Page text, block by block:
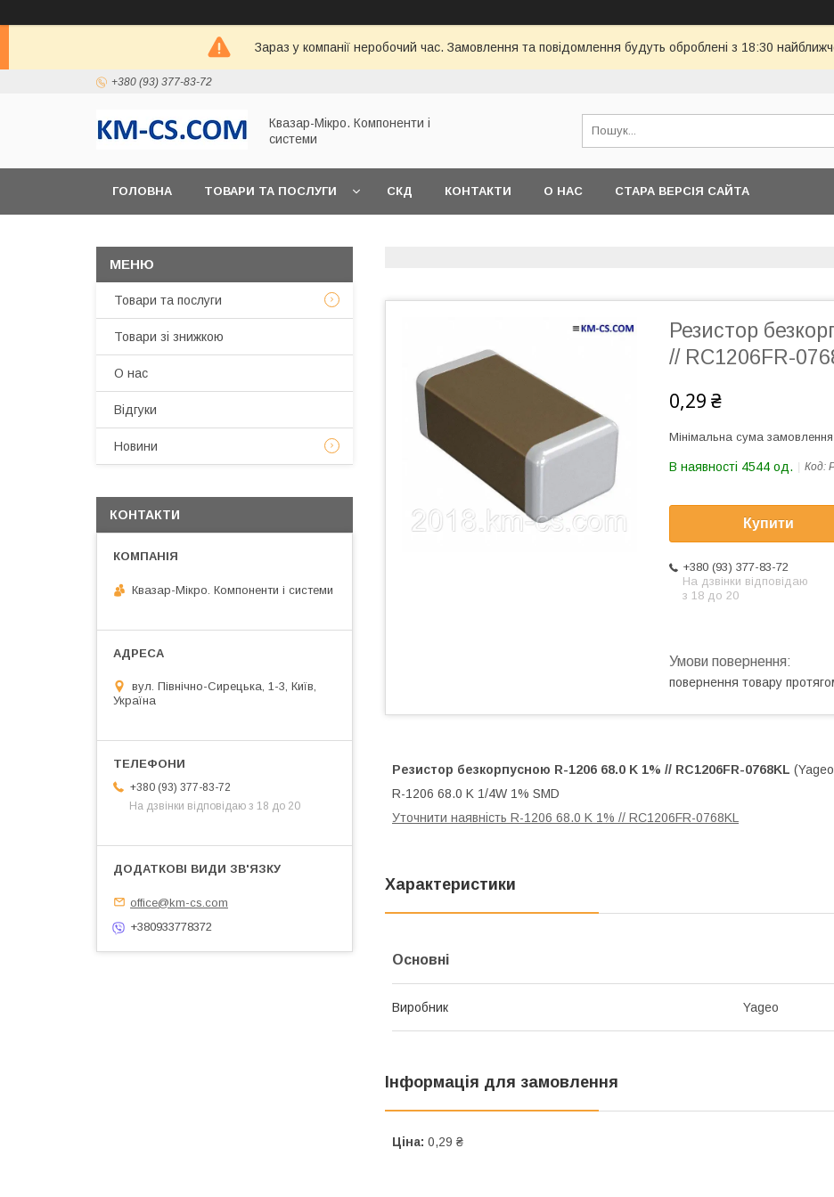
Зараз у компанії неробочий час. Замовлення та повідомлення будуть оброблені з 18:30
+380 (93) 377-83-72
Квазар-Мікро. Компоненти і
системи
ГОЛОВНА ТОВАРИ ТА ПОСЛУГИ СКД КОНТАКТИ О НАС СТАРА ВЕРСІЯ САЙТА
Резистор
// RC1206FR-
0,29 ₴
Мінімальна сума
В наявності 4544 од. Код:
Купити
+380 (93) 377-83-72
На дзвінки відповідаю
з 18 до 20
повернення товару
Резистор безкорпусною R-1206 68.0 K 1% // RC1206FR-0768KL
R-1206 68.0 K 1/4W 1% SMD
Уточнити наявність R-1206 68.0 K 1% // RC1206FR-0768KL
Характеристики
Основні
Виробник Yageo
Інформація для замовлення
Ціна: 0,29 ₴
Товари та послуги
Товари зі знижкою
О нас
Відгуки
Новини
КОНТАКТИ
Квазар-Мікро. Компоненти і системи
вул. Північно-Сирецька, 1-3, Київ,
Україна
+380 (93) 377-83-72
На дзвінки відповідаю з 18 до 20
office@km-cs.com
+380933778372